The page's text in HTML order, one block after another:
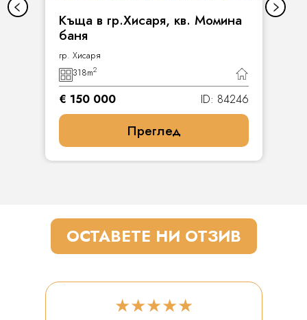
Къща в гр.Хисаря, кв. Момина
баня
гр. Хисаря
318m2
€ 150 000 ID: 84246
Преглед
ОСТАВЕТЕ НИ ОТЗИВ
★★★★★